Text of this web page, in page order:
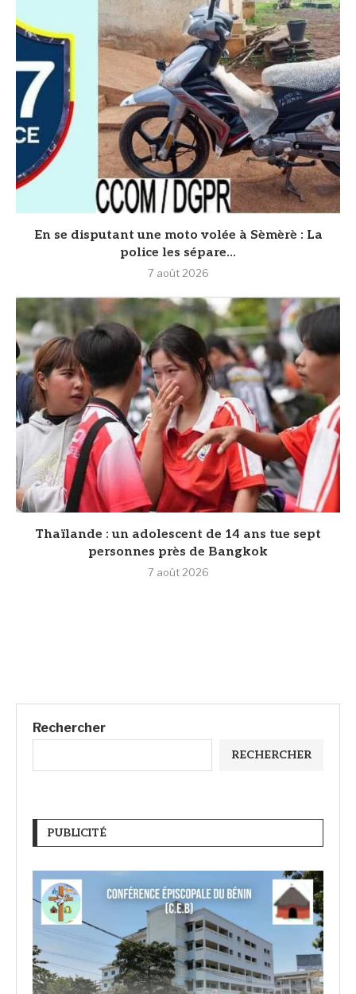
En se disputant une moto volée à Sèmèrè : La
police les sépare...
7 août 2026
Thaïlande : un adolescent de 14 ans tue sept
personnes près de Bangkok
7 août 2026
Rechercher
RECHERCHER
PUBLICITÉ